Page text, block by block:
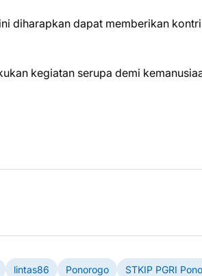
diharapkan dapat memberikan
kegiatan serupa demi
lintas86 Ponorogo STKIP PGRI